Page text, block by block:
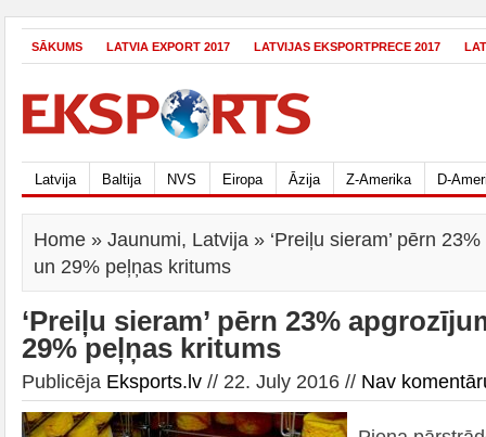
SĀKUMS LATVIA EXPORT 2017 LATVIJAS EKSPORTPRECE 2017
Latvija Baltija NVS Eiropa Āzija Z-Amerika D-
Home » Jaunumi, Latvija » ‘Preiļu sieram’ pērn
un 29% peļņas kritums
‘Preiļu sieram’ pērn 23%
29% peļņas kritums
Publicēja Eksports.lv // 22. July 2016 // Nav